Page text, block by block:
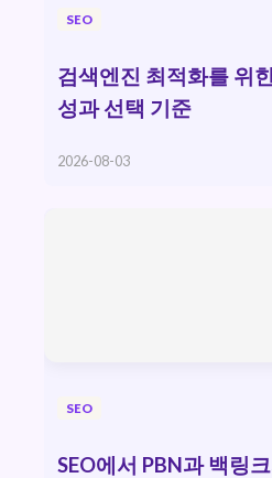
SEO
검색엔진 최적화를 위
성과 선택 기준
2026-08-03
SEO
SEO에서 PBN과 백링